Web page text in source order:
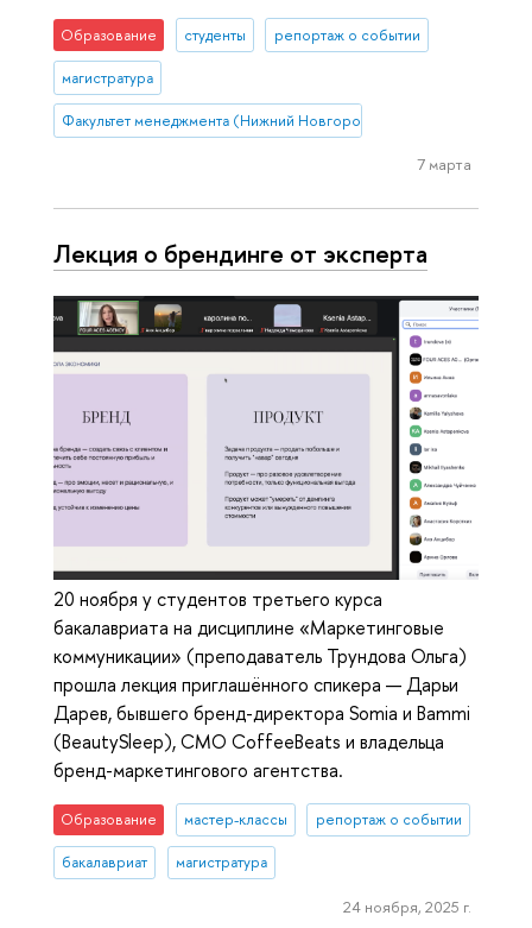
Образование студенты репортаж о событии
магистратура
Факультет менеджмента (Нижний Новгород)
7 марта
Лекция о брендинге от эксперта
20 ноября у студентов третьего курса
бакалавриата на дисциплине «Маркетинговые
коммуникации» (преподаватель Трундова Ольга)
прошла лекция приглашённого спикера — Дарьи
Дарев, бывшего бренд-директора Somia и Bammi
(BeautySleep), СМО CoffeeBeats и владельца
бренд-маркетингового агентства.
Образование мастер-классы репортаж о событии
бакалавриат магистратура
24 ноября, 2025 г.